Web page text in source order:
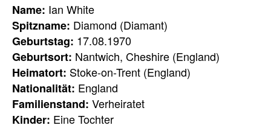
Name: Ian White
Spitzname: Diamond (Diamant)
Geburtstag: 17.08.1970
Geburtsort: Nantwich, Cheshire (England)
Heimatort: Stoke-on-Trent (England)
Nationalität: England
Familienstand: Verheiratet
Kinder: Eine Tochter